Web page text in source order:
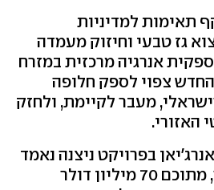
תאימות למדיניות
גז טבעי וחיזוק מעמדה
אנרגיה מרכזית במזרח
החדש צפוי לספק חלופה
מעבר לקיימת, ולחזק
האזורי.
בפרויקט ניצנה נאמד
בכ-100 מיליון דולר, מתוכם 70 מיליון דולר